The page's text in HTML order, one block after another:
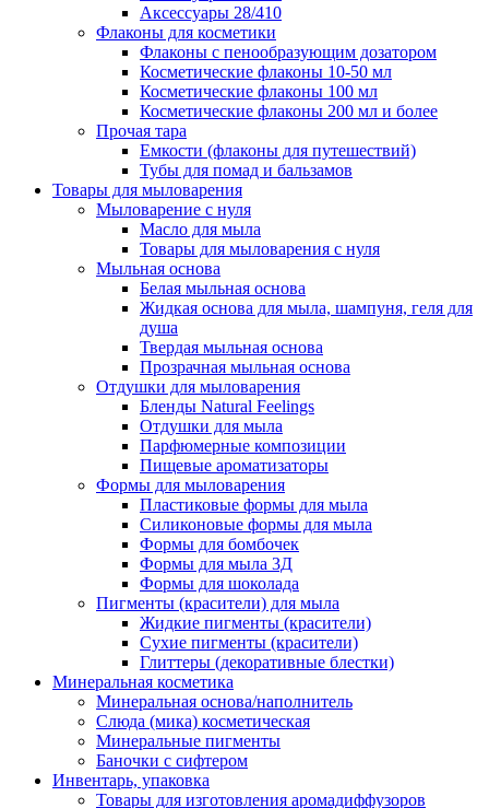
Аксессуары 28/410
Флаконы для косметики
Флаконы с пенообразующим дозатором
Косметические флаконы 10-50 мл
Косметические флаконы 100 мл
Косметические флаконы 200 мл и более
Прочая тара
Емкости (флаконы для путешествий)
Тубы для помад и бальзамов
Товары для мыловарения
Мыловарение с нуля
Масло для мыла
Товары для мыловарения с нуля
Мыльная основа
Белая мыльная основа
Жидкая основа для мыла, шампуня, геля для
душа
Твердая мыльная основа
Прозрачная мыльная основа
Отдушки для мыловарения
Бленды Natural Feelings
Отдушки для мыла
Парфюмерные композиции
Пищевые ароматизаторы
Формы для мыловарения
Пластиковые формы для мыла
Силиконовые формы для мыла
Формы для бомбочек
Формы для мыла 3Д
Формы для шоколада
Пигменты (красители) для мыла
Жидкие пигменты (красители)
Сухие пигменты (красители)
Глиттеры (декоративные блестки)
Минеральная косметика
Минеральная основа/наполнитель
Слюда (мика) косметическая
Минеральные пигменты
Баночки с сифтером
Инвентарь, упаковка
Товары для изготовления аромадиффузоров